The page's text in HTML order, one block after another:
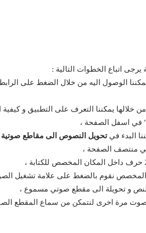
اتباع الخطوات التالية :
الوصول اليه من خلال الضغط على
خلالها يمكننا التعرف على التطبيق و
في اسفل الصفحة ،
البدء فيتحويل النصوص الى مقاطع صوتية
منتصف الصفحة ،
المخصص نقوم بالضغط على علامة تشغيل
و تحويلة الى مقطع صوتي مسموع ،
الصوت مرة اخرى لنتمكن من سماع المقطع